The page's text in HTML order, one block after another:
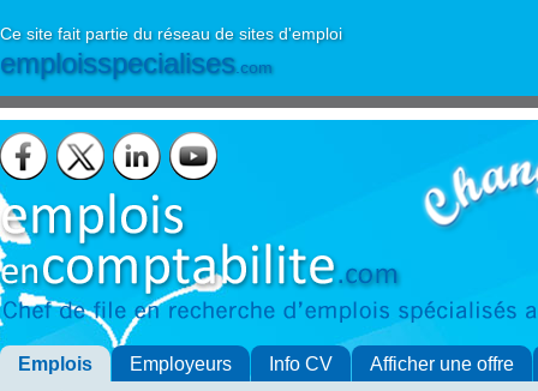
Ce site fait partie du réseau de sites d'emploi
emploisspecialises.com
Emplois Employeurs Info CV Afficher une offre